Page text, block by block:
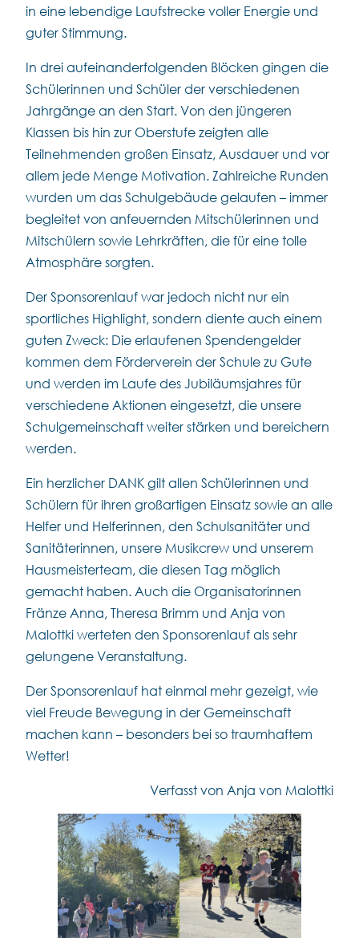
in eine lebendige Laufstrecke voller Energie und
guter Stimmung.
In drei aufeinanderfolgenden Blöcken gingen die
Schülerinnen und Schüler der verschiedenen
Jahrgänge an den Start. Von den jüngeren
Klassen bis hin zur Oberstufe zeigten alle
Teilnehmenden großen Einsatz, Ausdauer und vor
allem jede Menge Motivation. Zahlreiche Runden
wurden um das Schulgebäude gelaufen – immer
begleitet von anfeuernden Mitschülerinnen und
Mitschülern sowie Lehrkräften, die für eine tolle
Atmosphäre sorgten.
Der Sponsorenlauf war jedoch nicht nur ein
sportliches Highlight, sondern diente auch einem
guten Zweck: Die erlaufenen Spendengelder
kommen dem Förderverein der Schule zu Gute
und werden im Laufe des Jubiläumsjahres für
verschiedene Aktionen eingesetzt, die unsere
Schulgemeinschaft weiter stärken und bereichern
werden.
Ein herzlicher DANK gilt allen Schülerinnen und
Schülern für ihren großartigen Einsatz sowie an alle
Helfer und Helferinnen, den Schulsanitäter und
Sanitäterinnen, unsere Musikcrew und unserem
Hausmeisterteam, die diesen Tag möglich
gemacht haben. Auch die Organisatorinnen
Fränze Anna, Theresa Brimm und Anja von
Malottki werteten den Sponsorenlauf als sehr
gelungene Veranstaltung.
Der Sponsorenlauf hat einmal mehr gezeigt, wie
viel Freude Bewegung in der Gemeinschaft
machen kann – besonders bei so traumhaftem
Wetter!
Verfasst von Anja von Malottki